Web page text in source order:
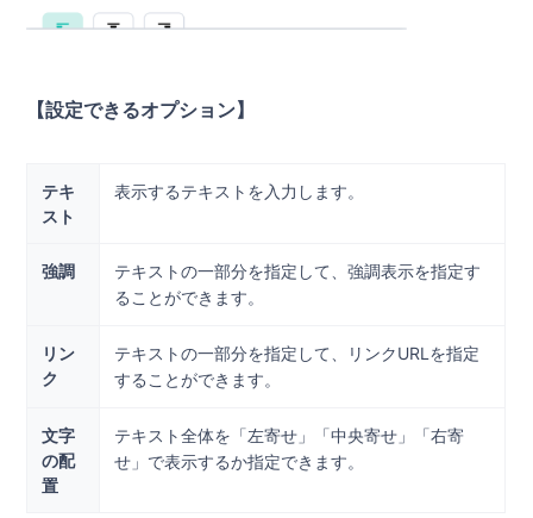
【設定できるオプション】
テキ
スト
表示するテキストを入力します。
強調
テキストの一部分を指定して、強調表示を指定す
ることができます。
リン
ク
テキストの一部分を指定して、リンクURLを指定
することができます。
文字
の配
置
テキスト全体を「左寄せ」「中央寄せ」「右寄
せ」で表示するか指定できます。